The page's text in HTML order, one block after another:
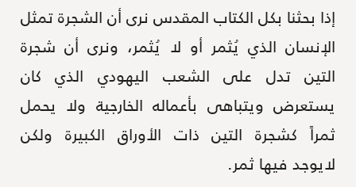
إذا بحثنا بكل الكتاب المقدس نرى أن الشجرة تمثل
الإنسان الذي يُثمر أو لا يُثمر، ونرى أن شجرة
التين تدل على الشعب اليهودي الذي كان
يستعرض ويتباهى بأعماله الخارجية ولا يحمل
ثمراً كشجرة التين ذات الأوراق الكبيرة ولكن
لايوجد فيها ثمر.